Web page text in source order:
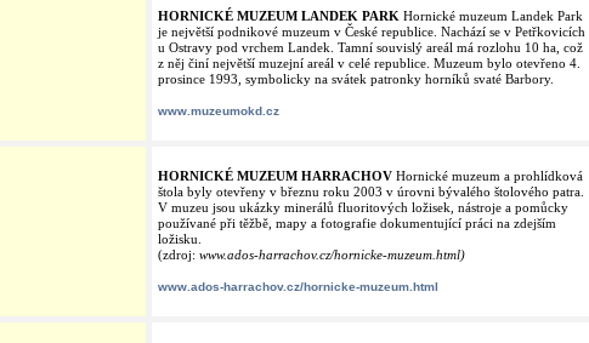
HORNICKÉ MUZEUM LANDEK PARK Hornické muzeum Landek Park
je největší podnikové muzeum v České republice. Nachází se v Petřkovicích
u Ostravy pod vrchem Landek. Tamní souvislý areál má rozlohu 10 ha, což
z něj činí největší muzejní areál v celé republice. Muzeum bylo otevřeno 4.
prosince 1993, symbolicky na svátek patronky horníků svaté Barbory.
www.muzeumokd.cz
HORNICKÉ MUZEUM HARRACHOVHornické muzeum a prohlídková
štola byly otevřeny v březnu roku 2003 v úrovni bývalého štolového patra.
V muzeu jsou ukázky minerálů fluoritových ložisek, nástroje a pomůcky
používané při těžbě, mapy a fotografie dokumentující práci na zdejším
ložisku.
(zdroj: www.ados-harrachov.cz/hornicke-muzeum.html)
www.ados-harrachov.cz/hornicke-muzeum.html